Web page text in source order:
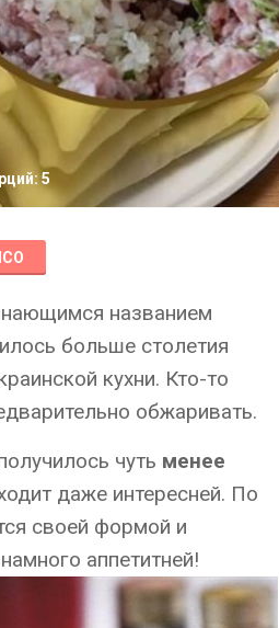
5
названием
больше столетия
кухни. Кто-то
обжаривать.
чуть менее
даже интересней. По
своей формой и
аппетитней!